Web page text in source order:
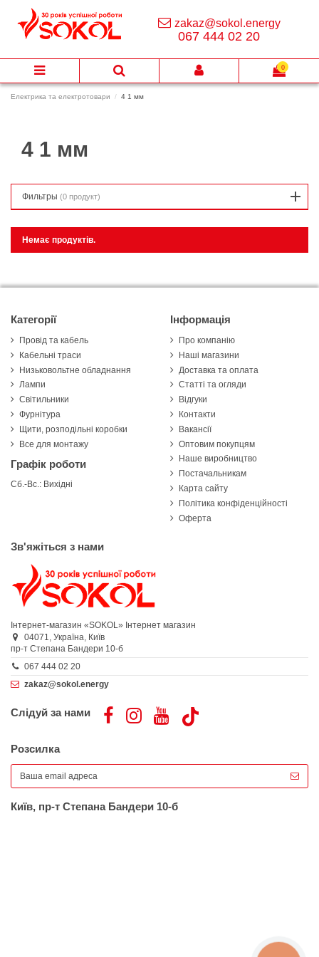
Електрика та електротовари 4 1 мм
4 1 мм
Немає продуктів.
Фильтры (0 продукт)
zakaz@sokol.energy
067 444 02 20
0
Категорії
Провід та кабель
Кабельні траси
Низьковольтне обладнання
Лампи
Світильники
Фурнітура
Щити, розподільні коробки
Все для монтажу
Графік роботи
Сб.-Вс.: Вихідні
Інформація
Про компанію
Наші магазини
Доставка та оплата
Статті та огляди
Відгуки
Контакти
Вакансії
Оптовим покупцям
Наше виробництво
Постачальникам
Карта сайту
Політика конфіденційності
Оферта
Зв'яжіться з нами
Інтернет-магазин «SOKOL» Інтернет магазин
04071, Україна, Київ
пр-т Степана Бандери 10-б
067 444 02 20
zakaz@sokol.energy
Слідуй за нами
Розсилка
Київ, пр-т Степана Бандери 10-б